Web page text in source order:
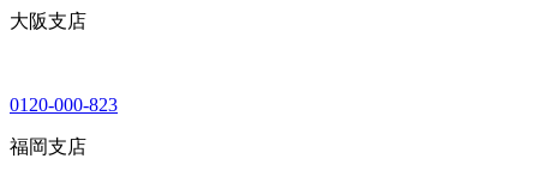
大阪支店
0120-000-823
福岡支店